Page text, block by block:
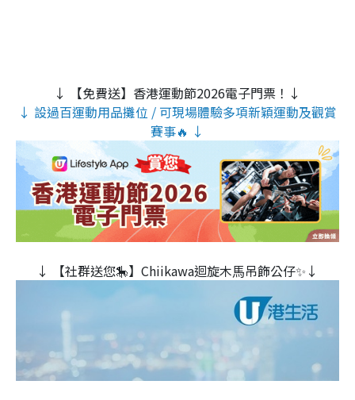
↓ 【免費送】香港運動節2026電子門票！↓
↓ 設過百運動用品攤位 / 可現場體驗多項新穎運動及觀賞
賽事🔥 ↓
↓ 【社群送您🎠】Chiikawa迴旋木⾺吊飾公仔✨↓